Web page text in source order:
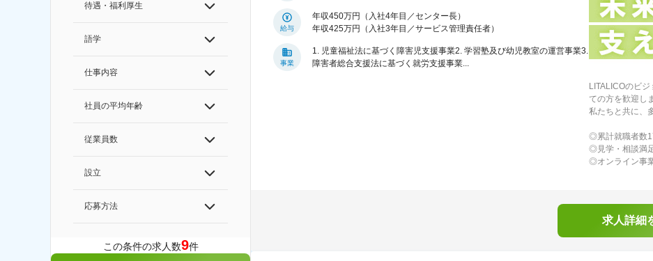
待遇・福利厚生
語学
仕事内容
社員の平均年齢
従業員数
設立
応募方法
この条件の求人数9件
給与
年収450万円（入社4年目／センター長）
年収425万円（入社3年目／サービス管理責任者）
事業
1. 児童福祉法に基づく障害児支援事業2. 学習塾及び幼児教室の運営事業3.
障害者総合支援法に基づく就労支援事業...
LITALICOのビ
ての方を歓迎し
私たちと共に、
◎累計就職者数
◎見学・相談満
◎オンライン事
求人詳細